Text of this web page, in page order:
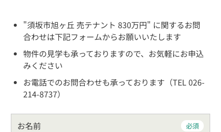
"須坂市旭ヶ丘 売テナント 830万円" に関するお問
合わせは下記フォームからお願いいたします
物件の見学も承っておりますので、お気軽にお申込
みください
お電話でのお問合わせも承っております（TEL 026-
214-8737）
お名前 必須